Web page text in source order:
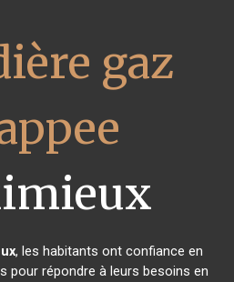
gaz
, les habitants ont confiance en
pour répondre à leurs besoins en